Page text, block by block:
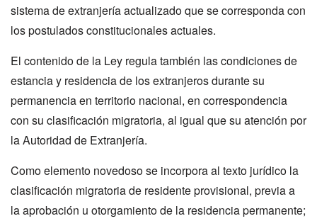
sistema de extranjería actualizado que se corresponda con
los postulados constitucionales actuales.
El contenido de la Ley regula también las condiciones de
estancia y residencia de los extranjeros durante su
permanencia en territorio nacional, en correspondencia
con su clasificación migratoria, al igual que su atención por
la Autoridad de Extranjería.
Como elemento novedoso se incorpora al texto jurídico la
clasificación migratoria de residente provisional, previa a
la aprobación u otorgamiento de la residencia permanente;